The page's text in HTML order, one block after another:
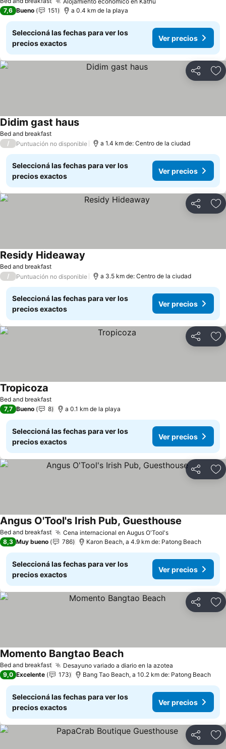
7,6 Bueno 151 a 0.4 km de la playa
Seleccioná las fechas para ver los
precios exactos
Ver precios
Compartir
Bed and breakfast
Didim gast haus
/ Puntuación no disponible a 1.4 km de: Centro de la ciudad
Seleccioná las fechas para ver los
precios exactos
Ver precios
Compartir
Bed and breakfast
Residy Hideaway
/ Puntuación no disponible a 3.5 km de: Centro de la ciudad
Seleccioná las fechas para ver los
precios exactos
Ver precios
Compartir
Bed and breakfast
Tropicoza
7,7 Bueno 8 a 0.1 km de la playa
Seleccioná las fechas para ver los
precios exactos
Ver precios
Compartir
Bed and breakfast Cena internacional en Augus O'Tool's
Angus O'Tool's Irish Pub, Guesthouse
8,3 Muy bueno 786 Karon Beach, a 4.9 km de: Patong Beach
Seleccioná las fechas para ver los
precios exactos
Ver precios
Compartir
Bed and breakfast Desayuno variado a diario en la azotea
Momento Bangtao Beach
9,0 Excelente 173 Bang Tao Beach, a 10.2 km de: Patong Beach
Seleccioná las fechas para ver los
precios exactos
Ver precios
Compartir